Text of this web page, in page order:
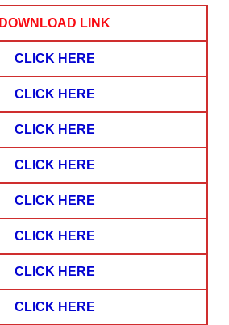
DOWNLOAD LINK
CLICK HERE
CLICK HERE
CLICK HERE
CLICK HERE
CLICK HERE
CLICK HERE
CLICK HERE
CLICK HERE